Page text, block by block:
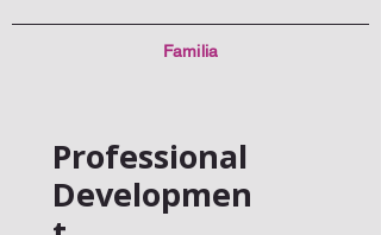
Familia
Professional
Developmen